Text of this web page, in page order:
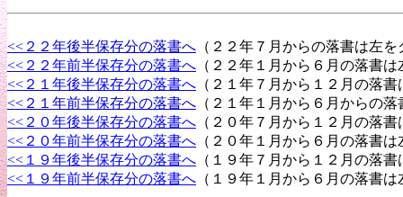
<<２２年後半保存分の落書へ （２２年７月からの落書は左
<<２２年前半保存分の落書へ （２２年１月から６月の落書
<<２１年後半保存分の落書へ （２１年７月から１２月の落
<<２１年前半保存分の落書へ （２１年１月から６月からの
<<２０年後半保存分の落書へ （２０年７月から１２月の落
<<２０年前半保存分の落書へ （２０年１月から６月の落書
<<１９年後半保存分の落書へ （１９年７月から１２月の落
<<１９年前半保存分の落書へ （１９年１月から６月の落書